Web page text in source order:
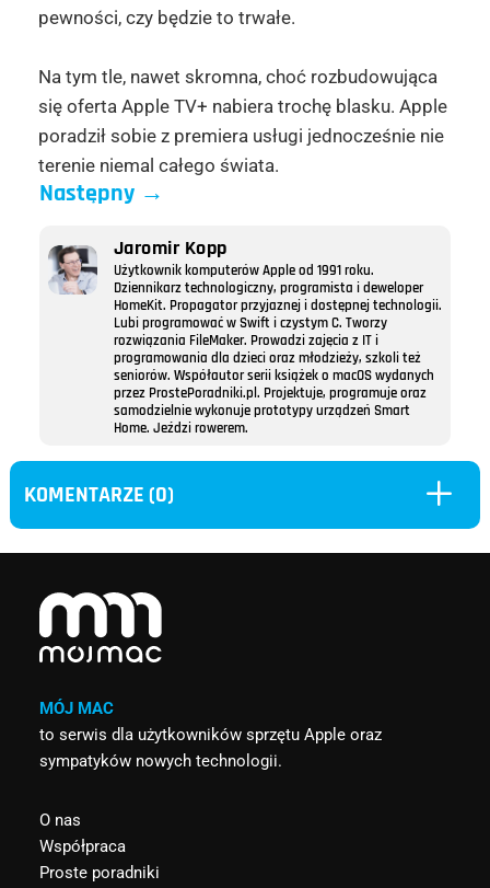
pewności, czy będzie to trwałe.
Na tym tle, nawet skromna, choć rozbudowująca
się oferta Apple TV+ nabiera trochę blasku. Apple
poradził sobie z premiera usługi jednocześnie nie
terenie niemal całego świata.
Następny→
Jaromir Kopp
Użytkownik komputerów Apple od 1991 roku.
Dziennikarz technologiczny, programista i deweloper
HomeKit. Propagator przyjaznej i dostępnej technologii.
Lubi programować w Swift i czystym C. Tworzy
rozwiązania FileMaker. Prowadzi zajęcia z IT i
programowania dla dzieci oraz młodzieży, szkoli też
seniorów. Współautor serii książek o macOS wydanych
przez ProstePoradniki.pl. Projektuje, programuje oraz
samodzielnie wykonuje prototypy urządzeń Smart
Home. Jeździ rowerem.
KOMENTARZE (0) L
MÓJ MAC
to serwis dla użytkowników sprzętu Apple oraz
sympatyków nowych technologii.
O nas
Współpraca
Proste poradniki